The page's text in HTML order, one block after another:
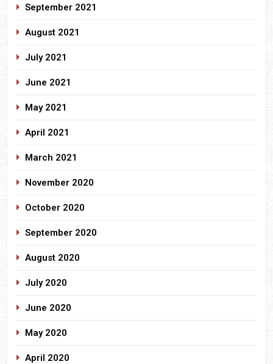
September 2021
August 2021
July 2021
June 2021
May 2021
April 2021
March 2021
November 2020
October 2020
September 2020
August 2020
July 2020
June 2020
May 2020
April 2020